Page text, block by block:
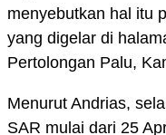
menyebutkan hal itu
yang digelar di
Pertolongan Palu,
Menurut Andrias,
SAR mulai dari 25